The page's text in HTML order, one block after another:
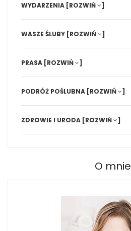
WYDARZENIA [ROZWIŃ ]
WASZE ŚLUBY [ROZWIŃ ]
PRASA [ROZWIŃ ]
PODRÓŻ POŚLUBNA [ROZWIŃ ]
ZDROWIE I URODA [ROZWIŃ ]
O mnie